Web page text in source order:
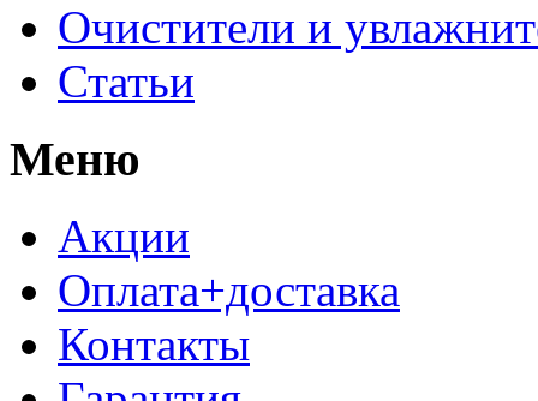
Очистители и
Статьи
Меню
Акции
Оплата+доставка
Контакты